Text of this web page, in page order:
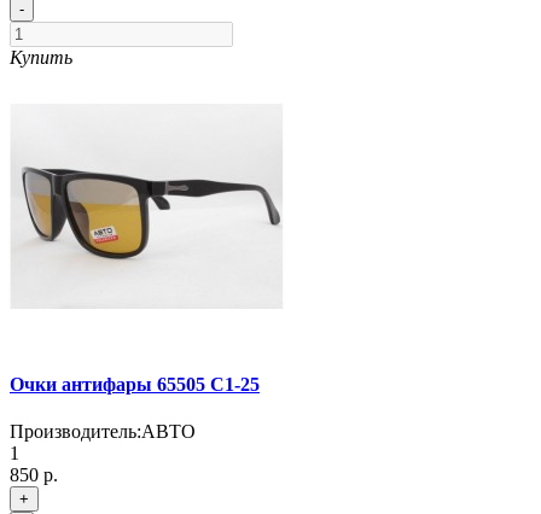
-
Купить
Очки антифары 65505 C1-25
Производитель:АВТО
1
850 р.
+